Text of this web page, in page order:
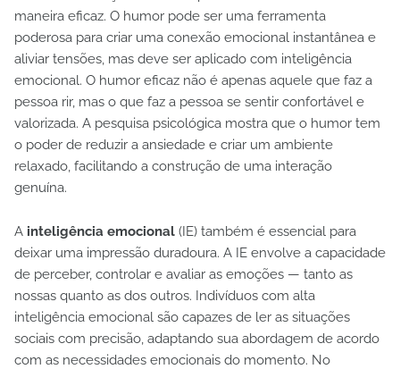
maneira eficaz. O humor pode ser uma ferramenta
poderosa para criar uma conexão emocional instantânea e
aliviar tensões, mas deve ser aplicado com inteligência
emocional. O humor eficaz não é apenas aquele que faz a
pessoa rir, mas o que faz a pessoa se sentir confortável e
valorizada. A pesquisa psicológica mostra que o humor tem
o poder de reduzir a ansiedade e criar um ambiente
relaxado, facilitando a construção de uma interação
genuína.
A inteligência emocional (IE) também é essencial para
deixar uma impressão duradoura. A IE envolve a capacidade
de perceber, controlar e avaliar as emoções — tanto as
nossas quanto as dos outros. Indivíduos com alta
inteligência emocional são capazes de ler as situações
sociais com precisão, adaptando sua abordagem de acordo
com as necessidades emocionais do momento. No